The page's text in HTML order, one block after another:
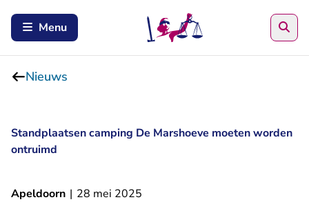
Menu
Nieuws
Standplaatsen camping De Marshoeve moeten worden
ontruimd
Apeldoorn | 28 mei 2025